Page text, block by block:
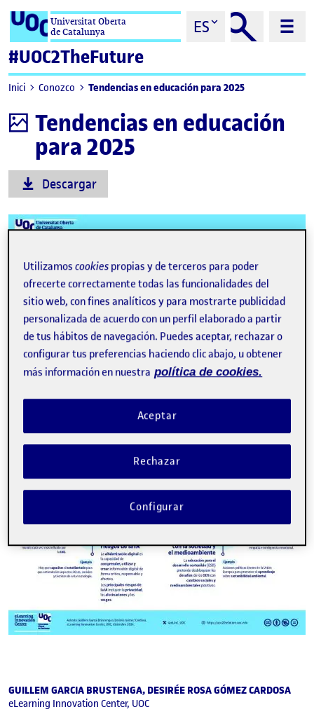
Saltar al contenidoUniversitat Oberta
de Catalunya
ES
#UOC2TheFuture
Inici Conozco Tendencias en educación para 2025
InfografíaTendencias en educación
para 2025
Descargar
GUILLEM GARCIA BRUSTENGA, DESIRÉE ROSA GÓMEZ CARDOSA
eLearning Innovation Center, UOC
Utilizamoscookies propias y de terceros para poder
ofrecerte correctamente todas las funcionalidades del
sitio web, con fines analíticos y para mostrarte publicidad
personalizada de acuerdo con un perfil elaborado a partir
de tus hábitos de navegación. Puedes aceptar, rechazar o
configurar tus preferencias haciendo clic abajo, u obtener
más información en nuestra política de cookies.
Rechazar
Aceptar
Configurar